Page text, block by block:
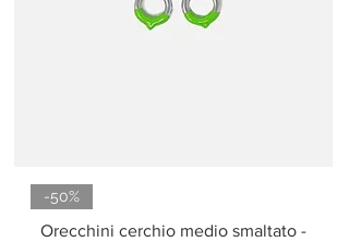
-50%
Orecchini cerchio medio smaltato -